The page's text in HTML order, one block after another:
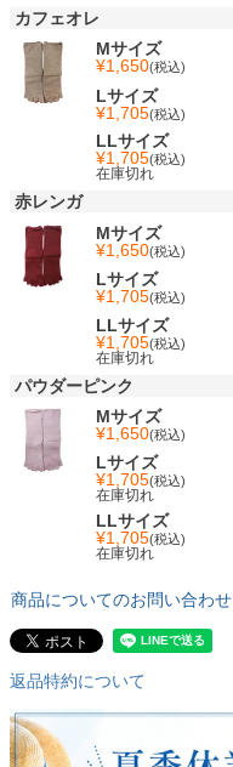
カフェオレ
Mサイズ
¥1,650 税込
Lサイズ
¥1,705 税込
LLサイズ
¥1,705 税込
在庫切れ
赤レンガ
Mサイズ
¥1,650 税込
Lサイズ
¥1,705 税込
LLサイズ
¥1,705 税込
在庫切れ
パウダーピンク
Mサイズ
¥1,650 税込
Lサイズ
¥1,705 税込
在庫切れ
LLサイズ
¥1,705 税込
在庫切れ
商品についてのお問い合わせ
返品特約について